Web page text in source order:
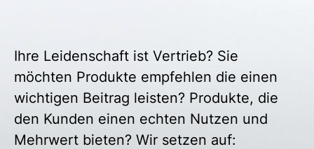
Ihre Leidenschaft ist Vertrieb? Sie
möchten Produkte empfehlen die einen
wichtigen Beitrag leisten? Produkte, die
den Kunden einen echten Nutzen und
Mehrwert bieten? Wir setzen auf: